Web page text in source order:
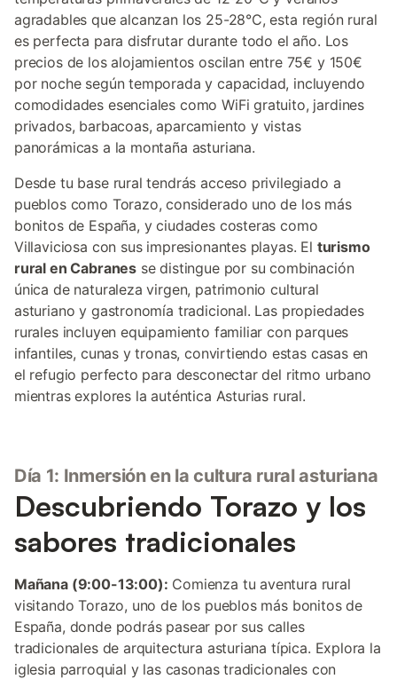
agradables que alcanzan los 25-28°C, esta región rural
es perfecta para disfrutar durante todo el año. Los
precios de los alojamientos oscilan entre 75€ y 150€
por noche según temporada y capacidad, incluyendo
comodidades esenciales como WiFi gratuito, jardines
privados, barbacoas, aparcamiento y vistas
panorámicas a la montaña asturiana.
Desde tu base rural tendrás acceso privilegiado a
pueblos como Torazo, considerado uno de los más
bonitos de España, y ciudades costeras como
Villaviciosa con sus impresionantes playas. El turismo
rural en Cabranes se distingue por su combinación
única de naturaleza virgen, patrimonio cultural
asturiano y gastronomía tradicional. Las propiedades
rurales incluyen equipamiento familiar con parques
infantiles, cunas y tronas, convirtiendo estas casas en
el refugio perfecto para desconectar del ritmo urbano
mientras explores la auténtica Asturias rural.
Día 1: Inmersión en la cultura rural asturiana
Descubriendo Torazo y los
sabores tradicionales
Mañana (9:00-13:00): Comienza tu aventura rural
visitando Torazo, uno de los pueblos más bonitos de
España, donde podrás pasear por sus calles
tradicionales de arquitectura asturiana típica. Explora la
iglesia parroquial y las casonas tradicionales con